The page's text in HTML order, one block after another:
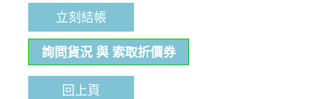
立刻結帳
詢問貨況 與 索取折價券
回上頁